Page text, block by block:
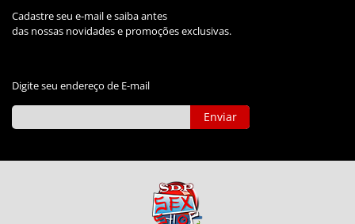
Cadastre seu e-mail e saiba antes
das nossas novidades e promoções exclusivas.
Digite seu endereço de E-mail
Enviar